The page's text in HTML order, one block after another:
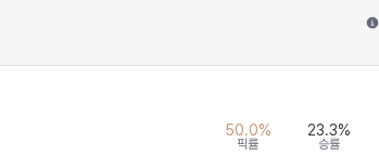
50.0%
픽률
23.3%
승률